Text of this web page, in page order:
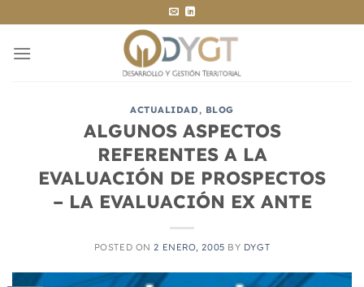
al
contenido
ACTUALIDAD, BLOG
ALGUNOS ASPECTOS
REFERENTES A LA
EVALUACIÓN DE PROSPECTOS
– LA EVALUACIÓN EX ANTE
POSTED ON2 ENERO, 2005 BY DYGT